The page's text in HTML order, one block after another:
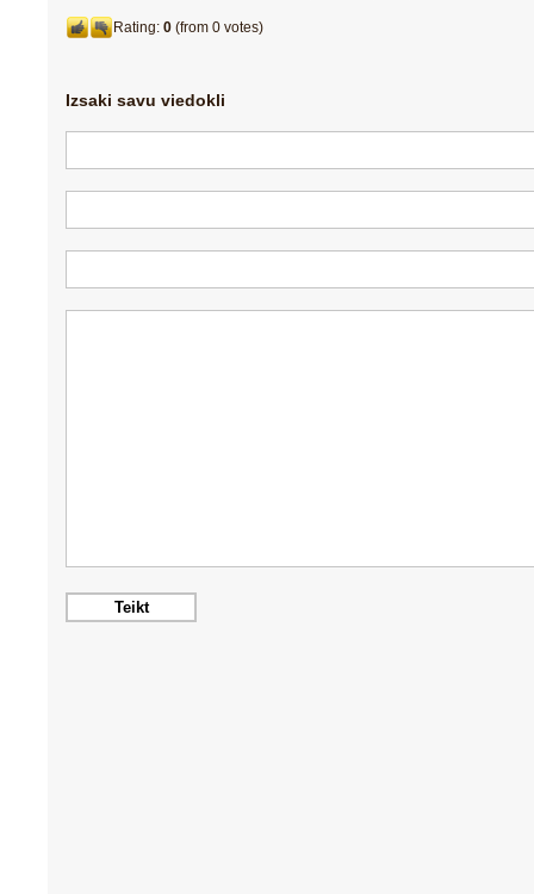
Rating: 0 (from 0 votes)
Izsaki savu viedokli